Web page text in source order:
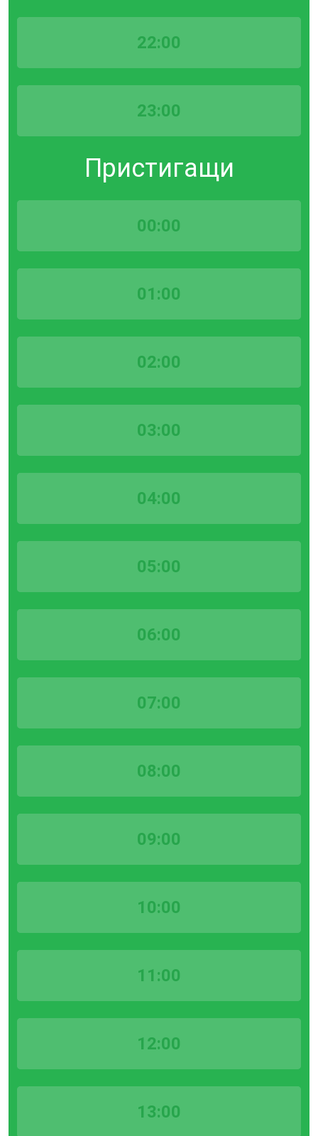
22:00
23:00
Пристигащи
00:00
01:00
02:00
03:00
04:00
05:00
06:00
07:00
08:00
09:00
10:00
11:00
12:00
13:00